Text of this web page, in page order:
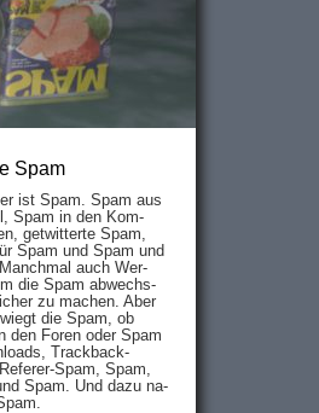
Spam
ist Spam. Spam aus
Spam in den Kom­
ge­twit­ter­te Spam,
Spam und Spam und
auch Wer­
die Spam ab­wechs­
zu mach­en. Aber
die Spam, ob
den Fo­ren oder Spam
Track­back-
Spam, Spam,
Spam. Und da­zu na­